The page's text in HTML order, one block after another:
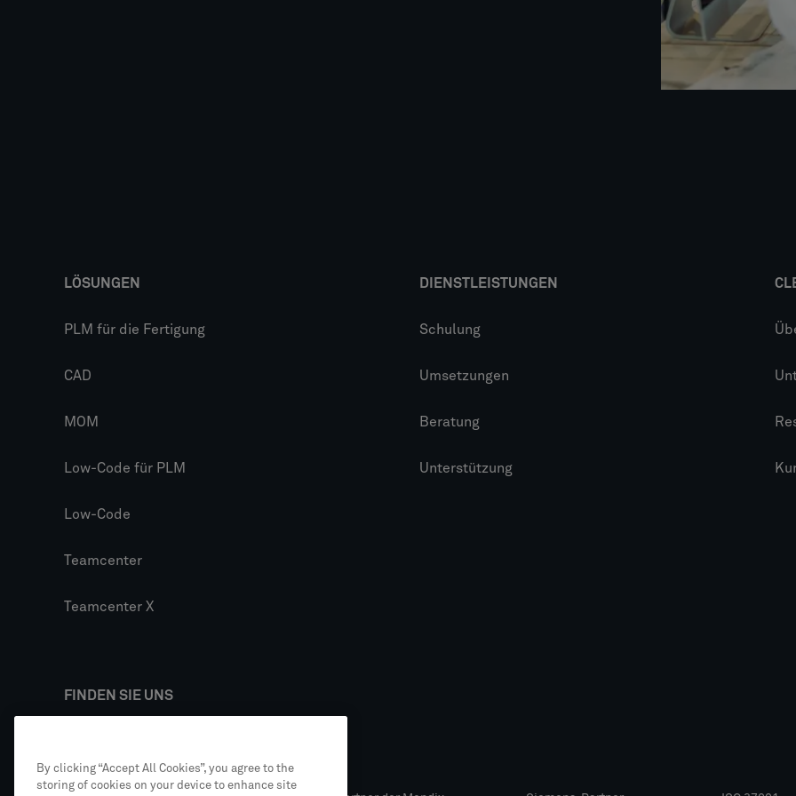
LÖSUNGEN
PLM für die Fertigung
CAD
MOM
Low-Code für PLM
Low-Code
Teamcenter
Teamcenter X
DIENSTLEISTUNGEN
Schulung
Umsetzungen
Beratung
Unterstützung
FINDEN SIE UNS
By clicking “Accept All Cookies”, you agree to the
storing of cookies on your device to enhance site